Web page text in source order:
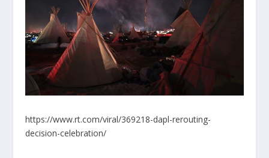
https://www.rt.com/viral/369218-dapl-rerouting-
decision-celebration/